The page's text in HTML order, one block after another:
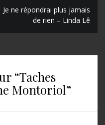
Je ne répondrai plus jamais
de rien – Linda Lê
“Taches
Montoriol”